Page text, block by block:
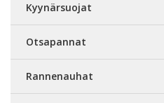
Kyynärsuojat
Otsapannat
Rannenauhat